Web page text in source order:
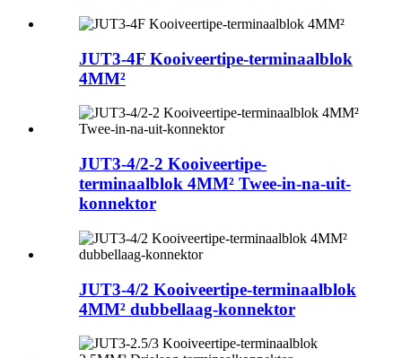
JUT3-4F Kooiveertipe-terminaalblok
4MM²
JUT3-4/2-2 Kooiveertipe-
terminaalblok 4MM² Twee-in-na-uit-
konnektor
JUT3-4/2 Kooiveertipe-terminaalblok
4MM² dubbellaag-konnektor